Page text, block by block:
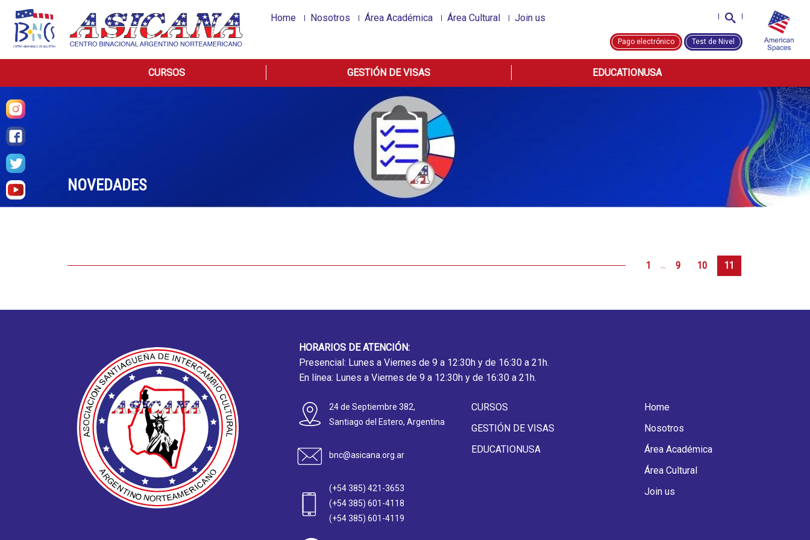
Home Nosotros Área Académica Área Cultural Join us
Test de Nivel
Pago electrónico
CURSOS GESTIÓN DE VISAS EDUCATIONUSA
NOVEDADES
1 ... 9 10 11
HORARIOS DE ATENCIÓN:
Presencial: Lunes a Viernes de 9 a 12:30h y de 16:30 a 21h.
En línea: Lunes a Viernes de 9 a 12:30h y de 16:30 a 21h.
24 de Septiembre 382,
Santiago del Estero, Argentina
bnc@asicana.org.ar
(+54 385) 421-3653
(+54 385) 601-4118
(+54 385) 601-4119
CURSOS
GESTIÓN DE VISAS
EDUCATIONUSA
Home
Nosotros
Área Académica
Área Cultural
Join us